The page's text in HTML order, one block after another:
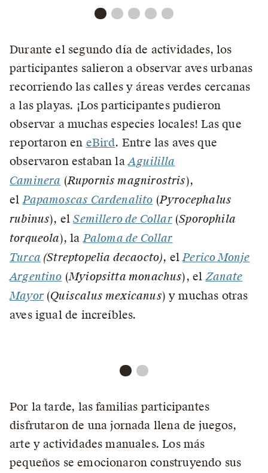
Durante el segundo día de actividades, los
participantes salieron a observar aves urbanas
recorriendo las calles y áreas verdes cercanas
a las playas. ¡Los participantes pudieron
observar a muchas especies locales! Las que
reportaron en eBird. Entre las aves que
observaron estaban laAguililla
Caminera (Rupornis magnirostris),
elPapamoscas Cardenalito (Pyrocephalus
rubinus), elSemillero de Collar(Sporophila
torqueola), laPaloma de Collar
Turca(Streptopelia decaocto), elPerico Monje
Argentino (Myiopsitta monachus), elZanate
Mayor(Quiscalus mexicanus) y muchas otras
aves igual de increíbles.
Por la tarde, las familias participantes
disfrutaron de una jornada llena de juegos,
arte y actividades manuales. Los más
pequeños se emocionaron construyendo sus